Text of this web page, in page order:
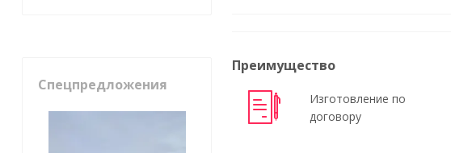
Преимущество
Изготовление по
договору
Спецпредложения